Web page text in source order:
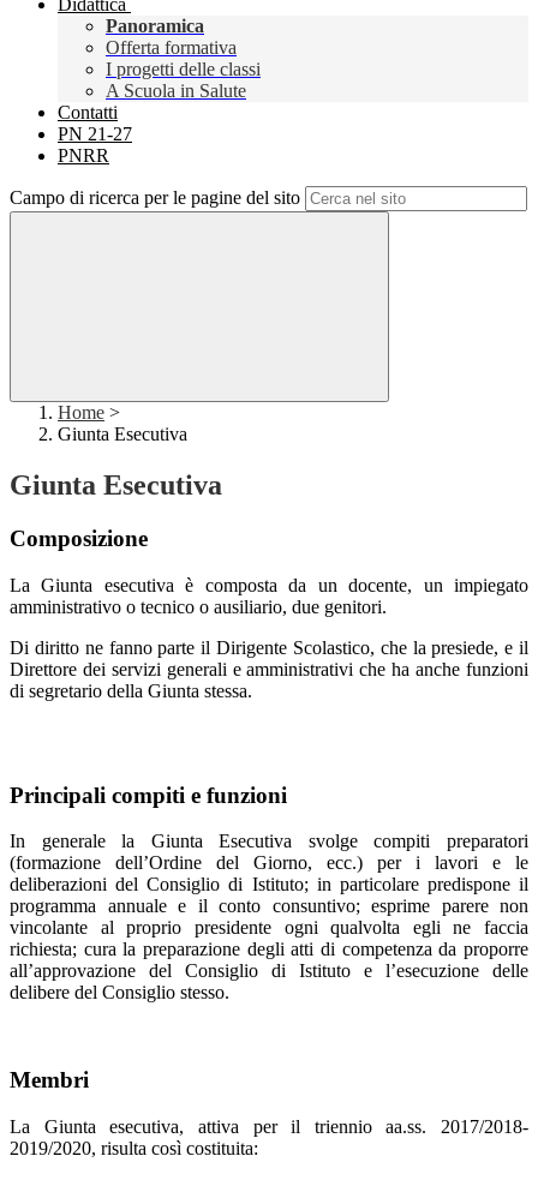
Didattica
Panoramica
Offerta formativa
I progetti delle classi
A Scuola in Salute
Contatti
PN 21-27
PNRR
Campo di ricerca per le pagine del sito
Home >
Giunta Esecutiva
Giunta Esecutiva
Composizione
La Giunta esecutiva è composta da un docente, un impiegato
amministrativo o tecnico o ausiliario, due genitori.
Di diritto ne fanno parte il Dirigente Scolastico, che la presiede, e il
Direttore dei servizi generali e amministrativi che ha anche funzioni
di segretario della Giunta stessa.
Principali compiti e funzioni
In generale la Giunta Esecutiva svolge compiti preparatori
(formazione dell’Ordine del Giorno, ecc.) per i lavori e le
deliberazioni del Consiglio di Istituto; in particolare predispone il
programma annuale e il conto consuntivo; esprime parere non
vincolante al proprio presidente ogni qualvolta egli ne faccia
richiesta; cura la preparazione degli atti di competenza da proporre
all’approvazione del Consiglio di Istituto e l’esecuzione delle
delibere del Consiglio stesso.
Membri
La Giunta esecutiva, attiva per il triennio aa.ss. 2017/2018-
2019/2020, risulta così costituita: